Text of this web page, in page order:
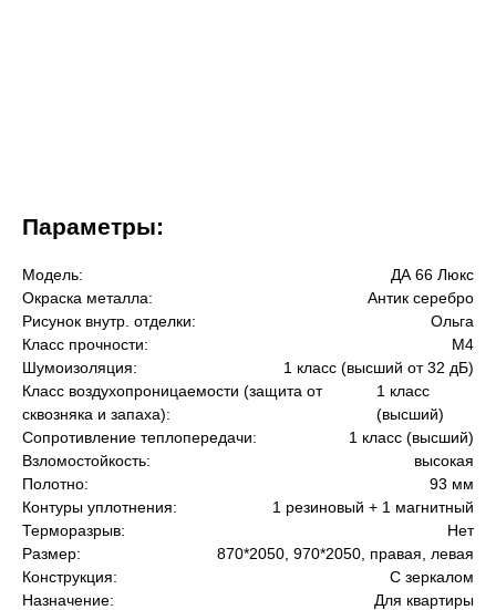
Параметры:
Модель:
ДА 66 Люкс
Окраска металла:
Антик серебро
Рисунок внутр. отделки:
Ольга
Класс прочности:
М4
Шумоизоляция:
1 класс (высший от 32 дБ)
Класс воздухопроницаемости (защита от
сквозняка и запаха):
1 класс
(высший)
Сопротивление теплопередачи:
1 класс (высший)
Взломостойкость:
высокая
Полотно:
93 мм
Контуры уплотнения:
1 резиновый + 1 магнитный
Терморазрыв:
Нет
Размер:
870*2050, 970*2050, правая, левая
Конструкция:
С зеркалом
Назначение:
Для квартиры